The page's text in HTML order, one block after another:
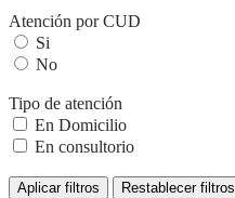
Atención por CUD
Si
No
Tipo de atención
En Domicilio
En consultorio
Aplicar filtros Restablecer filtros